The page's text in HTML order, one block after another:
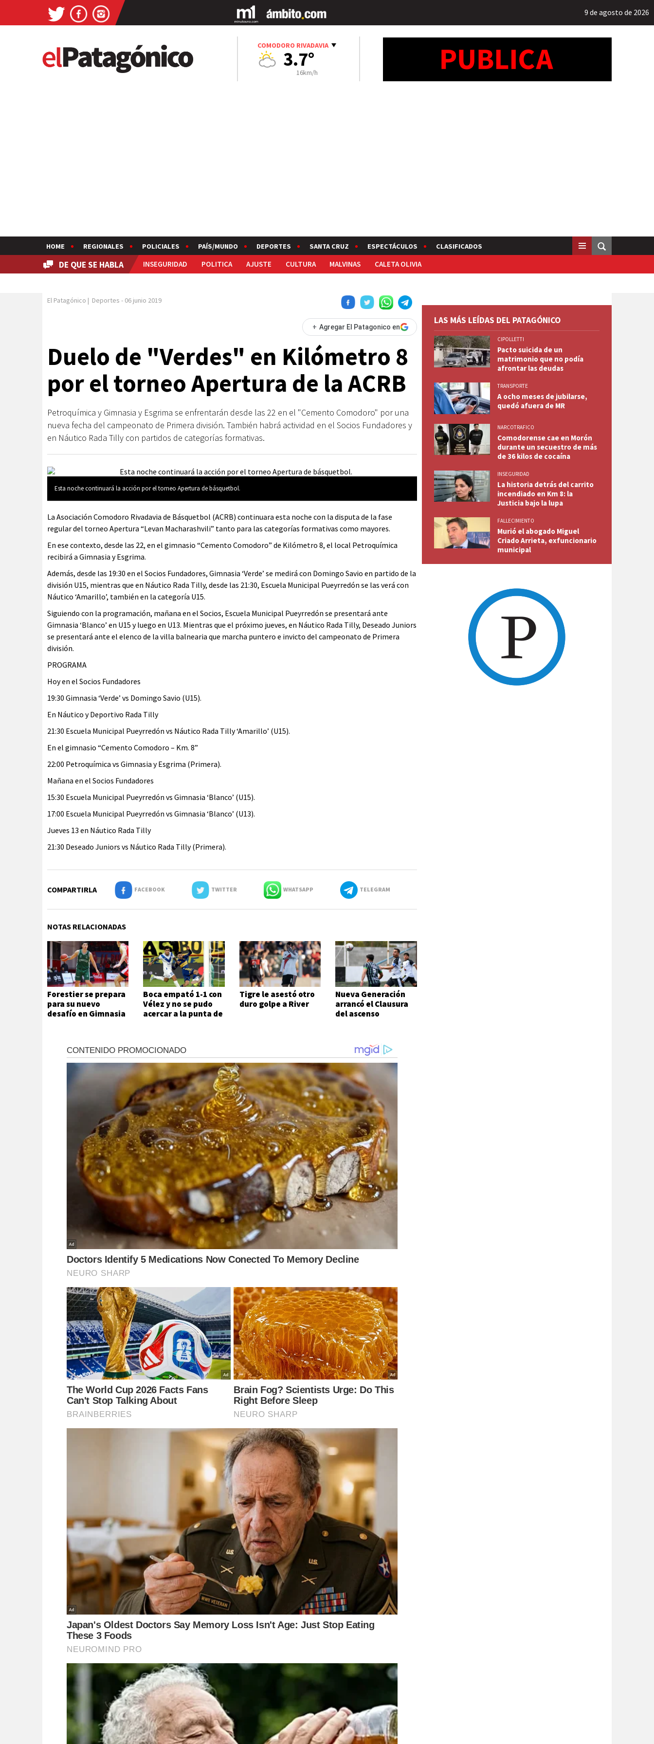
9 de agosto de 2026
COMODORO RIVADAVIA
3.7°
16km/h
HOME REGIONALES POLICIALES PAÍS/MUNDO DEPORTES SANTA CRUZ ESPECTÁCULOS CLASIFICADOS
DE QUE SE HABLA INSEGURIDAD POLITICA AJUSTE CULTURA MALVINAS CALETA OLIVIA
El Patagónico | Deportes - 06 junio 2019
+ Agregar El Patagonico en
Duelo de "Verdes" en Kilómetro 8
por el torneo Apertura de la ACRB
Petroquímica y Gimnasia y Esgrima se enfrentarán desde las 22 en el "Cemento Comodoro" por una
nueva fecha del campeonato de Primera división. También habrá actividad en el Socios Fundadores y
en Náutico Rada Tilly con partidos de categorías formativas.
Esta noche continuará la acción por el torneo Apertura de básquetbol.
La Asociación Comodoro Rivadavia de Básquetbol (ACRB) continuara esta noche con la disputa de la fase
regular del torneo Apertura “Levan Macharashvili” tanto para las categorías formativas como mayores.
En ese contexto, desde las 22, en el gimnasio “Cemento Comodoro” de Kilómetro 8, el local Petroquímica
recibirá a Gimnasia y Esgrima.
Además, desde las 19:30 en el Socios Fundadores, Gimnasia ‘Verde’ se medirá con Domingo Savio en partido de la
división U15, mientras que en Náutico Rada Tilly, desde las 21:30, Escuela Municipal Pueyrredón se las verá con
Náutico ‘Amarillo’, también en la categoría U15.
Siguiendo con la programación, mañana en el Socios, Escuela Municipal Pueyrredón se presentará ante
Gimnasia ‘Blanco’ en U15 y luego en U13. Mientras que el próximo jueves, en Náutico Rada Tilly, Deseado Juniors
se presentará ante el elenco de la villa balnearia que marcha puntero e invicto del campeonato de Primera
división.
PROGRAMA
Hoy en el Socios Fundadores
19:30 Gimnasia ‘Verde’ vs Domingo Savio (U15).
En Náutico y Deportivo Rada Tilly
21:30 Escuela Municipal Pueyrredón vs Náutico Rada Tilly ‘Amarillo’ (U15).
En el gimnasio “Cemento Comodoro – Km. 8”
22:00 Petroquímica vs Gimnasia y Esgrima (Primera).
Mañana en el Socios Fundadores
15:30 Escuela Municipal Pueyrredón vs Gimnasia ‘Blanco’ (U15).
17:00 Escuela Municipal Pueyrredón vs Gimnasia ‘Blanco’ (U13).
Jueves 13 en Náutico Rada Tilly
21:30 Deseado Juniors vs Náutico Rada Tilly (Primera).
COMPARTIRLA FACEBOOK TWITTER WHATSAPP TELEGRAM
NOTAS RELACIONADAS
Forestier se prepara
para su nuevo
desafío en Gimnasia
Boca empató 1-1 con
Vélez y no se pudo
acercar a la punta de
Tigre le asestó otro
duro golpe a River
Nueva Generación
arrancó el Clausura
del ascenso
LAS MÁS LEÍDAS DEL PATAGÓNICO
CIPOLLETTI
Pacto suicida de un
matrimonio que no podía
afrontar las deudas
TRANSPORTE
A ocho meses de jubilarse,
quedó afuera de MR
NARCOTRAFICO
Comodorense cae en Morón
durante un secuestro de más
de 36 kilos de cocaína
INSEGURIDAD
La historia detrás del carrito
incendiado en Km 8: la
Justicia bajo la lupa
FALLECIMIENTO
Murió el abogado Miguel
Criado Arrieta, exfuncionario
municipal